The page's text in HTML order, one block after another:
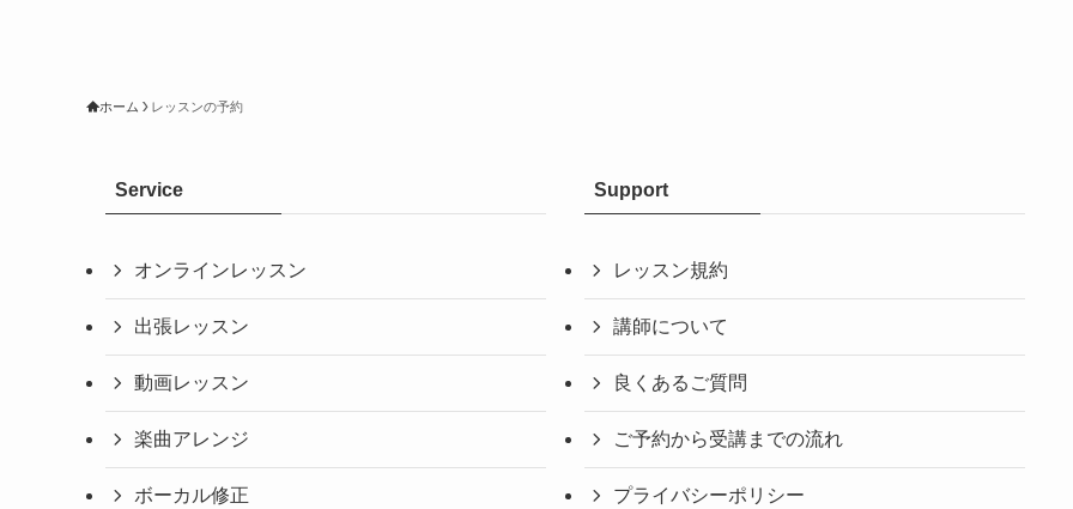
ホーム レッスンの予約
Service
オンラインレッスン
出張レッスン
動画レッスン
楽曲アレンジ
ボーカル修正
Support
レッスン規約
講師について
良くあるご質問
ご予約から受講までの流れ
プライバシーポリシー